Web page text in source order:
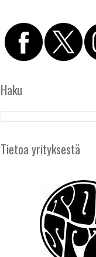
Haku
Tietoa yrityksestä